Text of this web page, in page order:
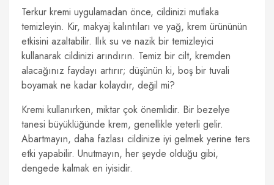
Terkur kremi uygulamadan önce, cildinizi mutlaka
temizleyin. Kir, makyaj kalıntıları ve yağ, krem ürününün
etkisini azaltabilir. Ilık su ve nazik bir temizleyici
kullanarak cildinizi arındırın. Temiz bir cilt, kremden
alacağınız faydayı artırır; düşünün ki, boş bir tuvali
boyamak ne kadar kolaydır, değil mi?
Kremi kullanırken, miktar çok önemlidir. Bir bezelye
tanesi büyüklüğünde krem, genellikle yeterli gelir.
Abartmayın, daha fazlası cildinize iyi gelmek yerine ters
etki yapabilir. Unutmayın, her şeyde olduğu gibi,
dengede kalmak en iyisidir.